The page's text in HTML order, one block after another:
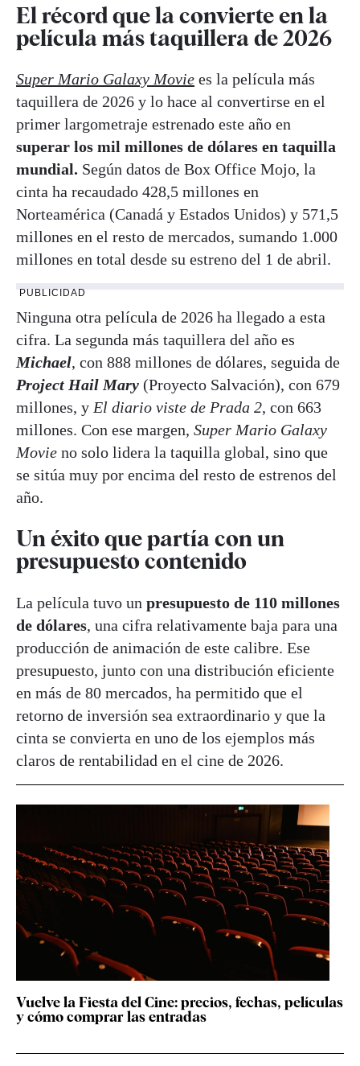
El récord que la convierte en la
película más taquillera de 2026
Super Mario Galaxy Movie es la película más
taquillera de 2026 y lo hace al convertirse en el
primer largometraje estrenado este año en
superar los mil millones de dólares en taquilla
mundial. Según datos de Box Office Mojo, la
cinta ha recaudado 428,5 millones en
Norteamérica (Canadá y Estados Unidos) y 571,5
millones en el resto de mercados, sumando 1.000
millones en total desde su estreno del 1 de abril.
PUBLICIDAD
Ninguna otra película de 2026 ha llegado a esta
cifra. La segunda más taquillera del año es
Michael, con 888 millones de dólares, seguida de
Project Hail Mary (Proyecto Salvación), con 679
millones, y El diario viste de Prada 2, con 663
millones. Con ese margen, Super Mario Galaxy
Movie no solo lidera la taquilla global, sino que
se sitúa muy por encima del resto de estrenos del
año.
Un éxito que partía con un
presupuesto contenido
La película tuvo un presupuesto de 110 millones
de dólares, una cifra relativamente baja para una
producción de animación de este calibre. Ese
presupuesto, junto con una distribución eficiente
en más de 80 mercados, ha permitido que el
retorno de inversión sea extraordinario y que la
cinta se convierta en uno de los ejemplos más
claros de rentabilidad en el cine de 2026.
Vuelve la Fiesta del Cine: precios, fechas, películas
y cómo comprar las entradas